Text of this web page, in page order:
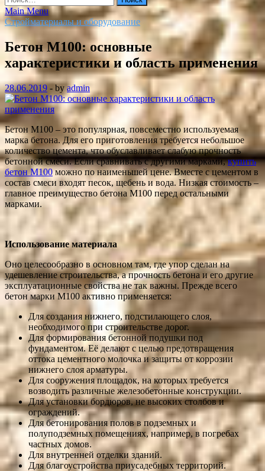
Main Menu
Стройматериалы и оборудование
Бетон М100: основные
характеристики и область применения
28.06.2019 - byadmin
Бетон М100 – это популярная, повсеместно используемая
марка бетона. Для его приготовления требуется небольшое
количество цемента, что обуславливает слабую прочность
бетонной смеси. Если сравнивать с другими марками,купить
бетон М100можно по наименьшей цене. Вместе с цементом в
состав смеси входят песок, щебень и вода. Низкая стоимость –
главное преимущество бетона М100 перед остальными
марками.
Использование материала
Оно целесообразно в основном там, где упор сделан на
удешевление строительства, а прочность бетона и его другие
эксплуатационные свойства не так важны. Прежде всего
бетон марки М100 активно применяется:
Для создания нижнего, подстилающего слоя,
необходимого при строительстве дорог.
Для формирования бетонной подушки под
фундаментом. Её делают с целью предотвращения
оттока цементного молочка и защиты от коррозии
нижнего слоя арматуры.
Для сооружения площадок, на которых требуется
возводить различные железобетонные конструкции.
Для установки бордюров, не высоких столбов и
ограждений.
Для бетонирования полов в подземных и
полуподземных помещениях, например, в погребах
частных домов.
Для внутренней отделки зданий.
Для благоустройства приусадебных территорий.